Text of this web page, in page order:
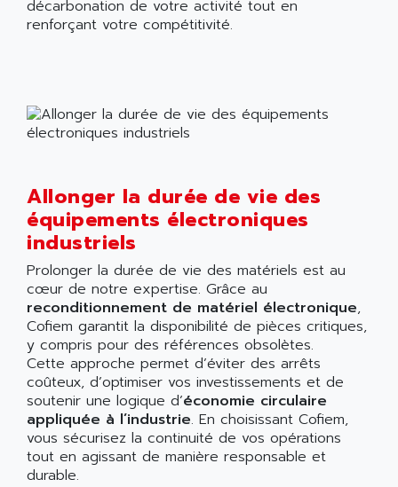
décarbonation de votre activité tout en
renforçant votre compétitivité.
Allonger la durée de vie des
équipements électroniques
industriels
Prolonger la durée de vie des matériels est au
cœur de notre expertise. Grâce au
reconditionnement de matériel électronique,
Cofiem garantit la disponibilité de pièces critiques,
y compris pour des références obsolètes.
Cette approche permet d’éviter des arrêts
coûteux, d’optimiser vos investissements et de
soutenir une logique d’économie circulaire
appliquée à l’industrie. En choisissant Cofiem,
vous sécurisez la continuité de vos opérations
tout en agissant de manière responsable et
durable.